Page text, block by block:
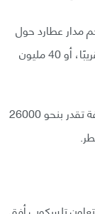
مدار عطارد حول
نجمنا، أي ذات قطر يصل إلى 60 مليون كيلومتر تقريبًا، أو 40 مليون
ولحسن الحظ فإن هذا الوحش بعيد جدًا عنا، بمسافة تقدر بنحو 26000